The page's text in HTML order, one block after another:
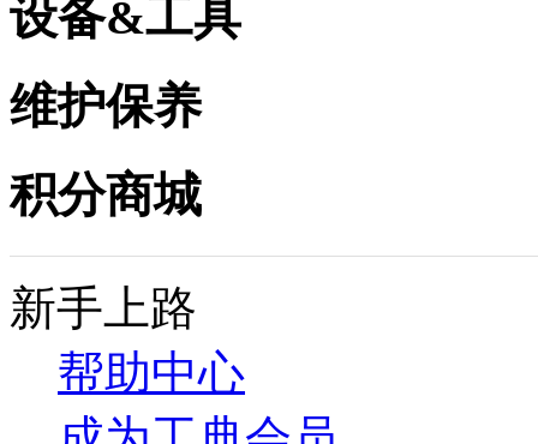
设备&工具
维护保养
积分商城
新手上路
帮助中心